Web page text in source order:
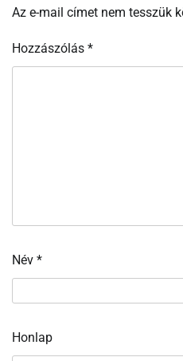
Az e-mail címet nem tesszük
Hozzászólás *
Név *
Honlap